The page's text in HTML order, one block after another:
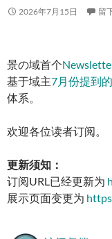
2026年7月15日 留
景の域首个
基于域主7月份提到
体系。
欢迎各位读者订阅。
更新须知：
订阅URL已经更新为
展示页面变更为